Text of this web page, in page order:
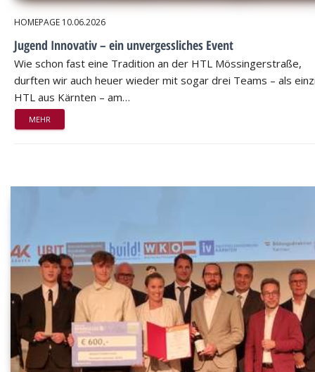
HOMEPAGE 10.06.2026
Jugend Innovativ – ein unvergessliches Event
Wie schon fast eine Tradition an der HTL Mössingerstraße,
durften wir auch heuer wieder mit sogar drei Teams – als
HTL aus Kärnten – am…
MEHR